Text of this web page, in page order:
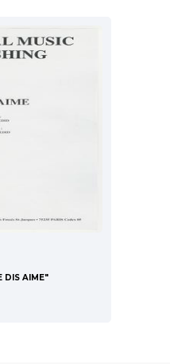
DIS AIME"